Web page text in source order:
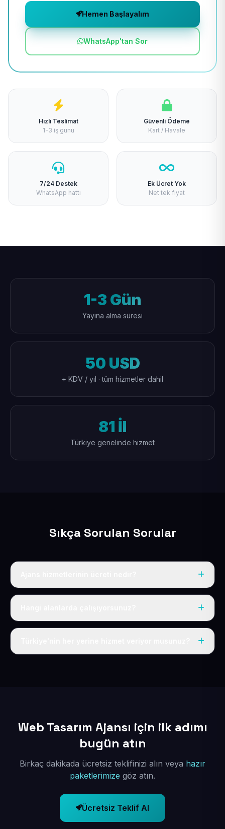
Hemen Başlayalım
WhatsApp'tan Sor
Hızlı Teslimat
1-3 iş günü
Güvenli Ödeme
Kart / Havale
7/24 Destek
WhatsApp hattı
Ek Ücret Yok
Net tek fiyat
1-3 Gün
Yayına alma süresi
50 USD
+ KDV / yıl · tüm hizmetler dahil
81 İl
Türkiye genelinde hizmet
Sıkça Sorulan Sorular
Hazır paketlerimiz yıllık 50 USD + KDV'dir; daha
Web tasarım, kurumsal site, e-ticaret, sektörel hazır
Web Tasarım Ajansı için ilk adımı
bugün atın
Birkaç dakikada ücretsiz teklifinizi alın veya hazır
paketlerimize göz atın.
Ücretsiz Teklif Al